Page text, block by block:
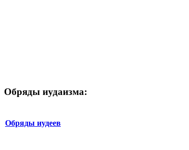
Обряды иудаизма:
Обряды иудеев